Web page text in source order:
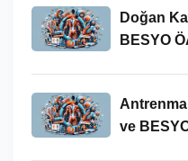
Doğan
BESYO
ve